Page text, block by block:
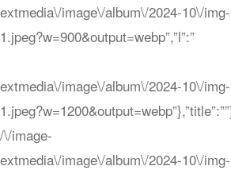
image\/album\/2024-10\/img-
image\/album\/2024-10\/img-
\/image-
image\/album\/2024-10\/img-